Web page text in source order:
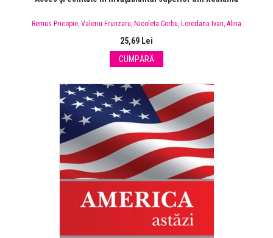
Remus Pricopie, Valeriu Frunzaru, Nicoleta Corbu, Loredana Ivan, Alina
25,69 Lei
CUMPĂRĂ